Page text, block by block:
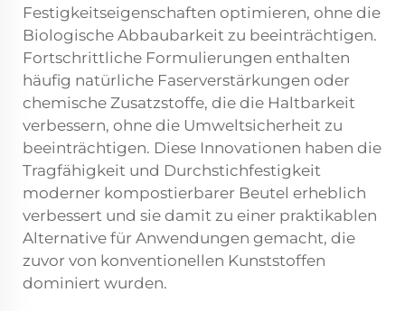
Festigkeitseigenschaften optimieren, ohne die
Biologische Abbaubarkeit zu beeinträchtigen.
Fortschrittliche Formulierungen enthalten
häufig natürliche Faserverstärkungen oder
chemische Zusatzstoffe, die die Haltbarkeit
verbessern, ohne die Umweltsicherheit zu
beeinträchtigen. Diese Innovationen haben die
Tragfähigkeit und Durchstichfestigkeit
moderner kompostierbarer Beutel erheblich
verbessert und sie damit zu einer praktikablen
Alternative für Anwendungen gemacht, die
zuvor von konventionellen Kunststoffen
dominiert wurden.